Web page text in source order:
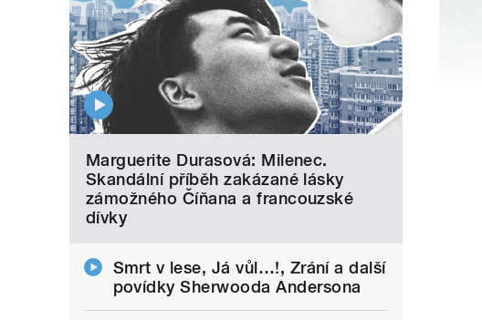
Marguerite Durasová: Milenec.
Skandální příběh zakázané lásky
zámožného Číňana a francouzské
dívky
Smrt v lese, Já vůl…!, Zrání a další
povídky Sherwooda Andersona